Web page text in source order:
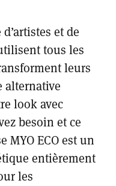
et de
tous les
leurs
alternative
look avec
besoin et ce
MYO ECO est un
entièrement
les